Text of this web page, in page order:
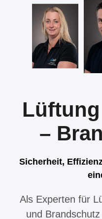
–
Sicherheit,
Als Experten für
und